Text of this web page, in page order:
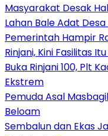
Masyarakat Desak
Lahan Bale Adat
Pemerintah Hampir
Rinjani, Kini Fasilitas
Buka Rinjani 100, Plt
Ekstrem
Pemuda Asal
Beloam
Sembalun dan Ekas